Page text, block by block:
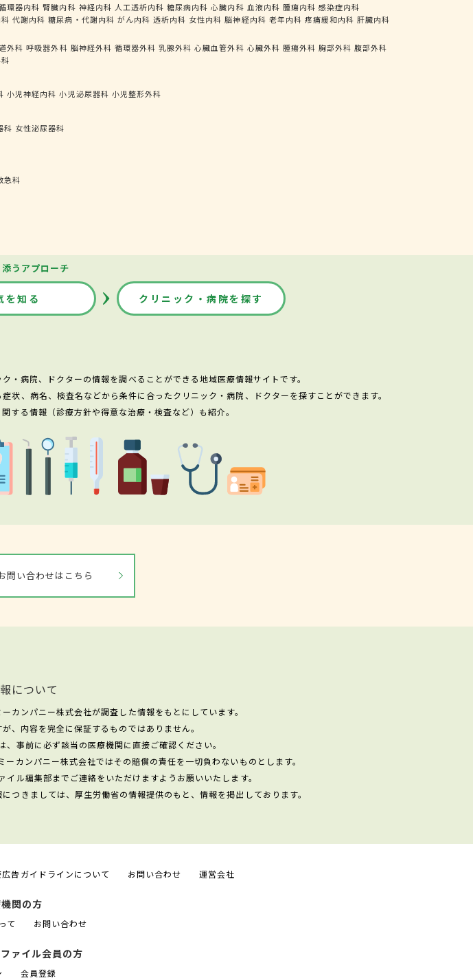
環器内科 腎臓内科 神経内科 人工透析内科 糖尿病内科 心臓内科 血液内科 腫瘍内科 感染症内科
代謝内科 糖尿病・代謝内科 がん内科 透析内科 女性内科 脳神経内科 老年内科 疼痛緩和内科 肝臓内科
外科 呼吸器外科 脳神経外科 循環器外科 乳腺外科 心臓血管外科 心臓外科 腫瘍外科 胸部外科 腹部外科
小児神経内科 小児泌尿器科 小児整形外科
科 女性泌尿器科
急科
うアプローチ
を知る クリニック・病院を探す
・病院、ドクターの情報を調べることができる地域医療情報サイトです。
、病名、検査名などから条件に合ったクリニック・病院、ドクターを探すことができます。
する情報（診療方針や得意な治療・検査など）も紹介。
問い合わせはこちら
について
カンパニー株式会社が調査した情報をもとにしています。
、内容を完全に保証するものではありません。
事前に必ず該当の医療機関に直接ご確認ください。
カンパニー株式会社ではその賠償の責任を一切負わないものとします。
ル編集部までご連絡をいただけますようお願いいたします。
つきましては、厚生労働省の情報提供のもと、情報を掲出しております。
広告ガイドラインについて お問い合わせ 運営会社
関の方
て お問い合わせ
ァイル会員の方
会員登録